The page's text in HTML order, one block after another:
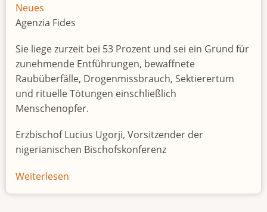
Neues
Agenzia Fides
Sie liege zurzeit bei 53 Prozent und sei ein Grund für
zunehmende Entführungen, bewaffnete
Raubüberfälle, Drogenmissbrauch, Sektierertum
und rituelle Tötungen einschließlich
Menschenopfer.
Erzbischof Lucius Ugorji, Vorsitzender der
nigerianischen Bischofskonferenz
Weiterlesen
Jugendarbeitslosigkeit